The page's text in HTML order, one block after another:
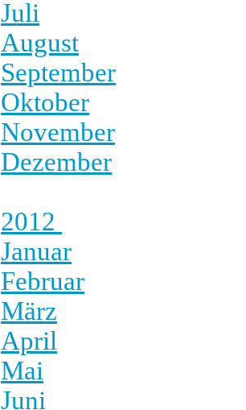
Juli
August
September
Oktober
November
Dezember
2012
Januar
Februar
März
April
Mai
Juni